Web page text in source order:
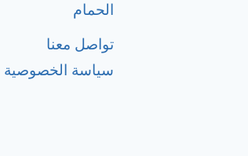
الحمام
تواصل معنا
سياسة الخصوصية